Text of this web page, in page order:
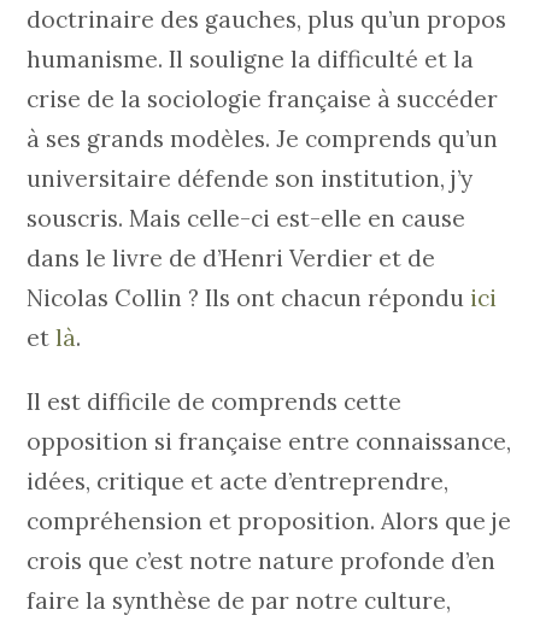
doctrinaire des gauches, plus qu’un propos
humanisme. Il souligne la difficulté et la
crise de la sociologie française à succéder
à ses grands modèles. Je comprends qu’un
universitaire défende son institution, j’y
souscris. Mais celle-ci est-elle en cause
dans le livre de d’Henri Verdier et de
Nicolas Collin ? Ils ont chacun répondu ici
etlà.
Il est difficile de comprends cette
opposition si française entre connaissance,
idées, critique et acte d’entreprendre,
compréhension et proposition. Alors que je
crois que c’est notre nature profonde d’en
faire la synthèse de par notre culture,